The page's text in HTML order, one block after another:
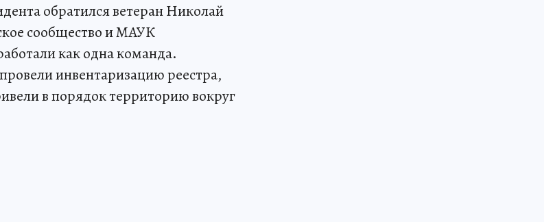
обратился ветеран Николай
сообщество и МАУК
как одна команда.
инвентаризацию реестра,
в порядок территорию вокруг